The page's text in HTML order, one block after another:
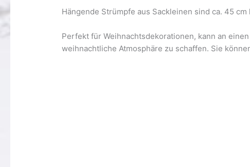
Hängende Strümpfe aus Sackleinen sind ca. 45
Perfekt für Weihnachtsdekorationen, kann an
weihnachtliche Atmosphäre zu schaffen. Sie